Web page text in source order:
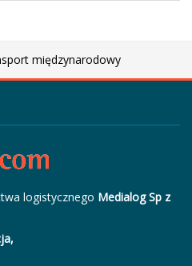
międzynarodowy
logistycznego Medialog Sp z